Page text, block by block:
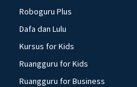
Roboguru Plus
Dafa dan Lulu
Kursus for Kids
Ruangguru for Kids
Ruangguru for Business